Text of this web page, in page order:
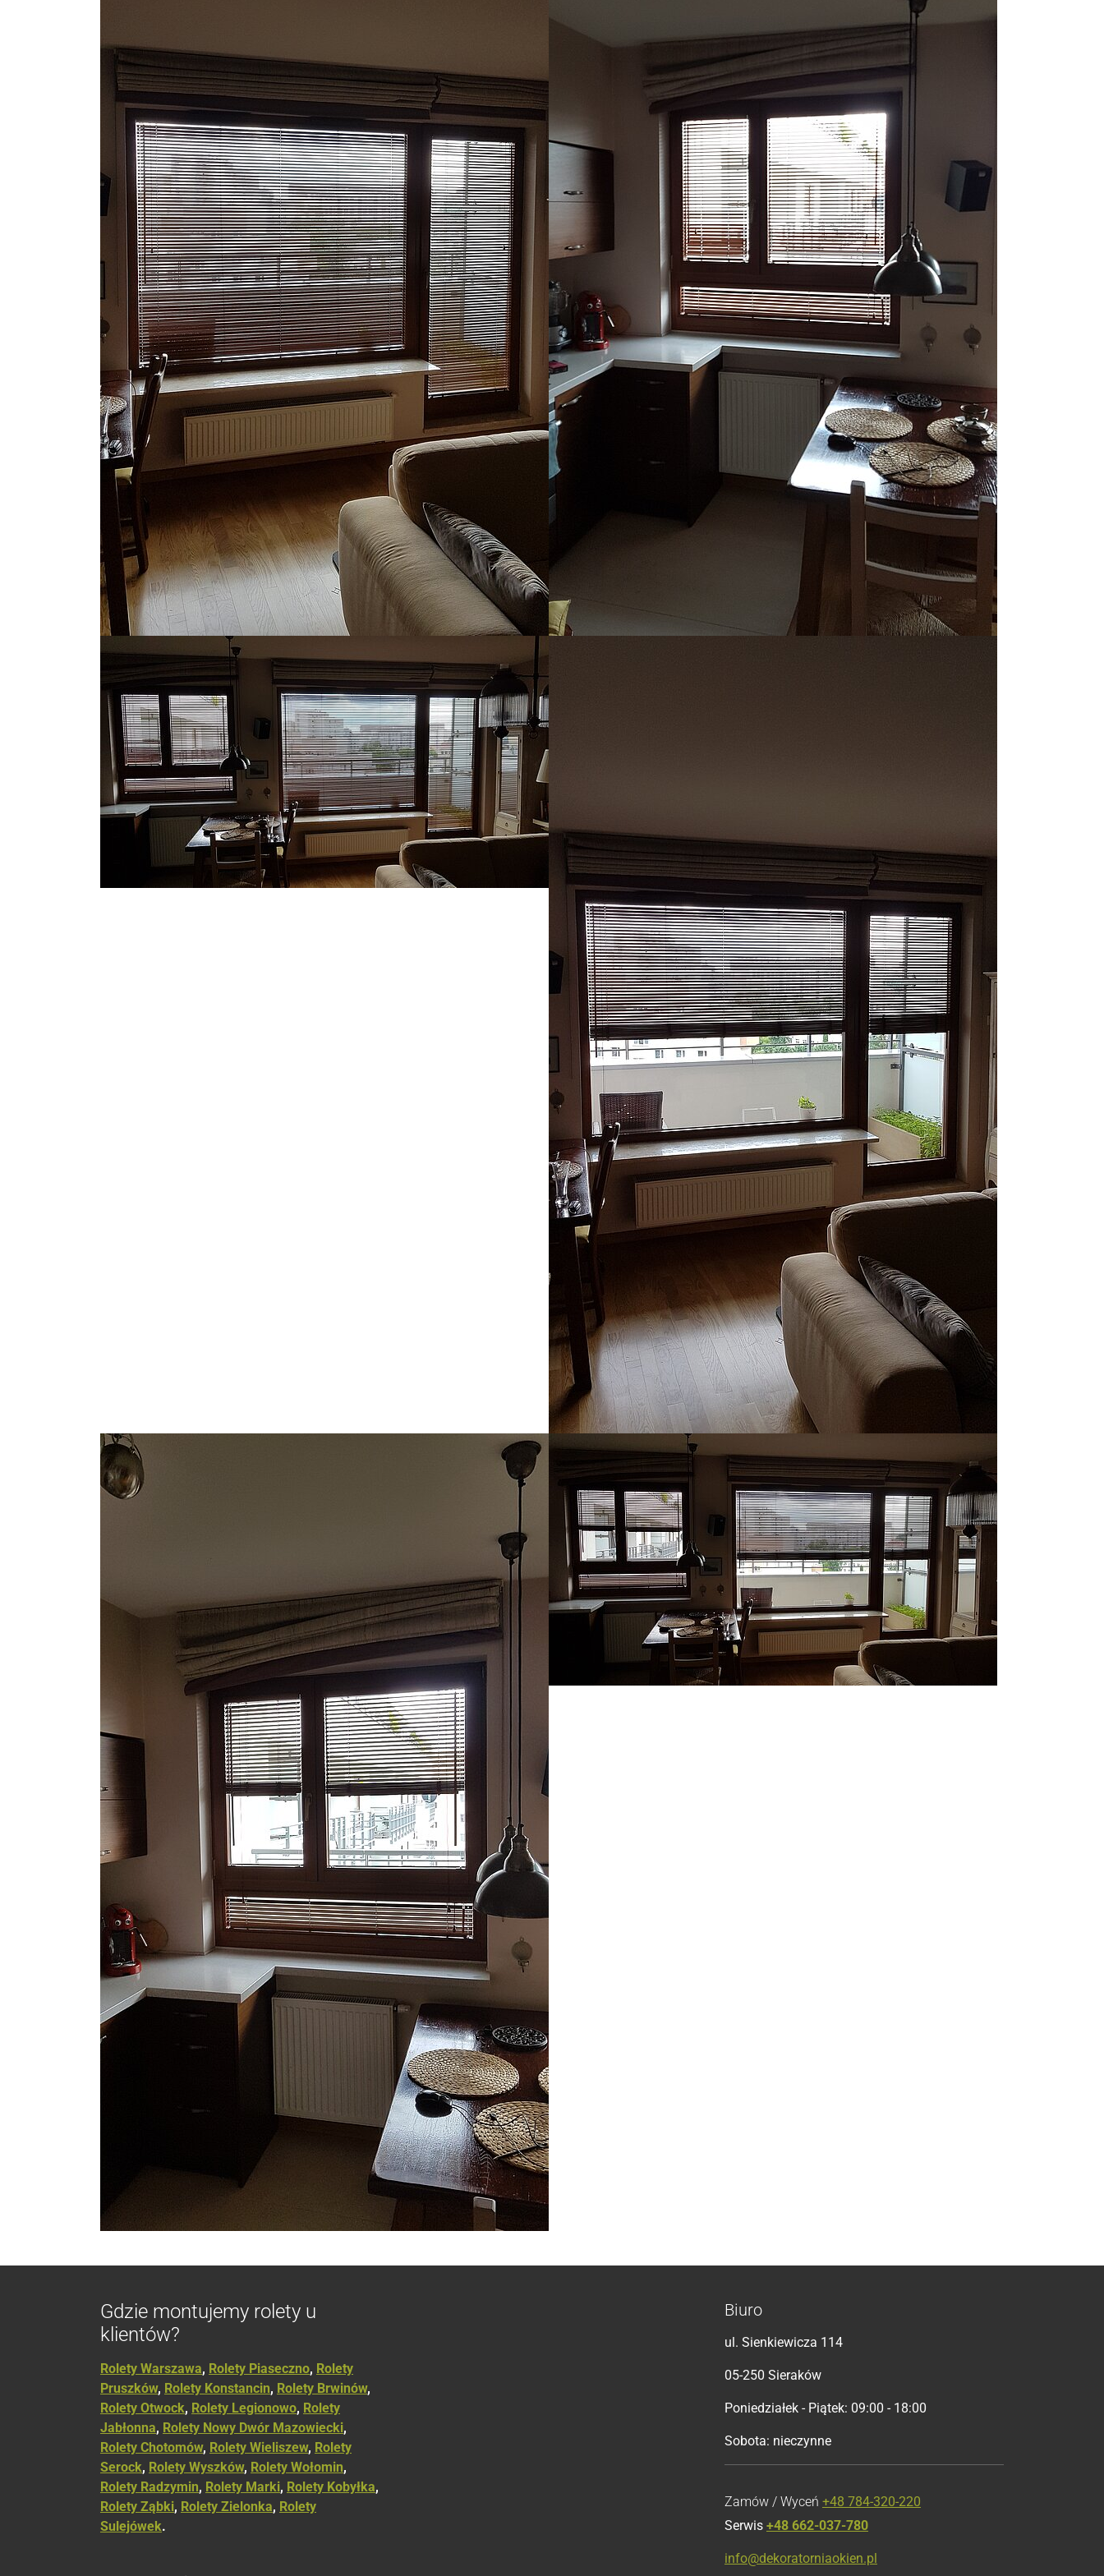
Show larger version
Gdzie montujemy rolety u
klientów?
Rolety Warszawa, Rolety Piaseczno, Rolety
Pruszków, Rolety Konstancin, Rolety Brwinów,
Rolety Otwock, Rolety Legionowo, Rolety
Jabłonna, Rolety Nowy Dwór Mazowiecki,
Rolety Chotomów, Rolety Wieliszew, Rolety
Serock, Rolety Wyszków, Rolety Wołomin,
Rolety Radzymin, Rolety Marki, Rolety Kobyłka,
Rolety Ząbki, Rolety Zielonka, Rolety
Sulejówek.
Biuro
ul. Sienkiewicza 114
05-250 Sieraków
Poniedziałek - Piątek: 09:00 - 18:00
Sobota: nieczynne
Zamów / Wyceń +48 784-320-220
Serwis +48 662-037-780
info@dekoratorniaokien.pl